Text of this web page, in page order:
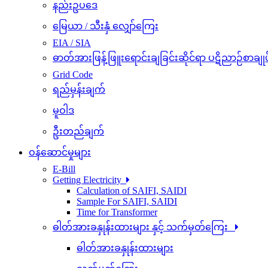
နည်းဥပဒေ
မြေယာ / သီးနှံ လျှော်ကြေး
EIA / SIA
ဓာတ်အားဖြန့်ဖြူးရောင်းချခြင်းဆိုင်ရာ ပဋိညာဉ်စာချု
Grid Code
ရည်မှန်းချက်
မူဝါဒ
ဦးတည်ချက်
ဝန်ဆောင်မှုများ
E-Bill
Getting Electricity
Calculation of SAIFI, SAIDI
Sample For SAIFI, SAIDI
Time for Transformer
ဓါတ်အားခနှုန်းထားများ နှင့် သက်မှတ်ကြေး
ဓါတ်အားခနှုန်းထားများ